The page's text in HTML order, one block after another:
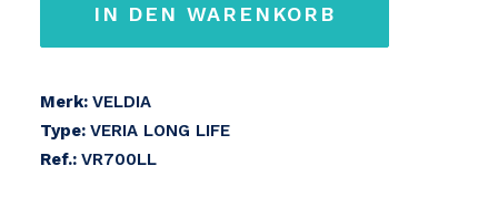
IN DEN WARENKORB
Merk: VELDIA
Type: VERIA LONG LIFE
Ref.: VR700LL